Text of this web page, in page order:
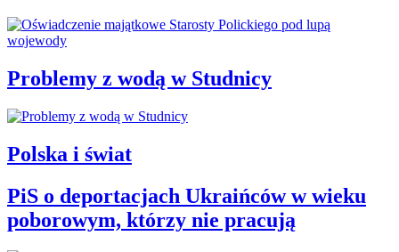
Problemy z wodą w Studnicy
Polska i świat
PiS o deportacjach Ukraińców w wieku
poborowym, którzy nie pracują